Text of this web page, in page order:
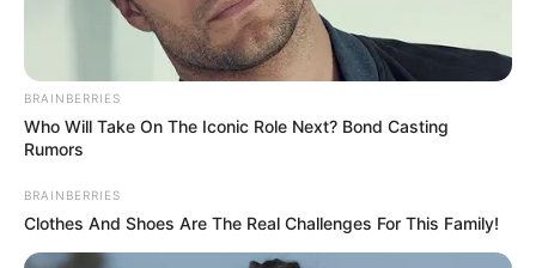
Why this ordinary drink is the secret to feeling your
best every day
BRAINBERRIES
Who Will Take On The Iconic Role Next? Bond Casting
Rumors
BRAINBERRIES
Clothes And Shoes Are The Real Challenges For This Family!